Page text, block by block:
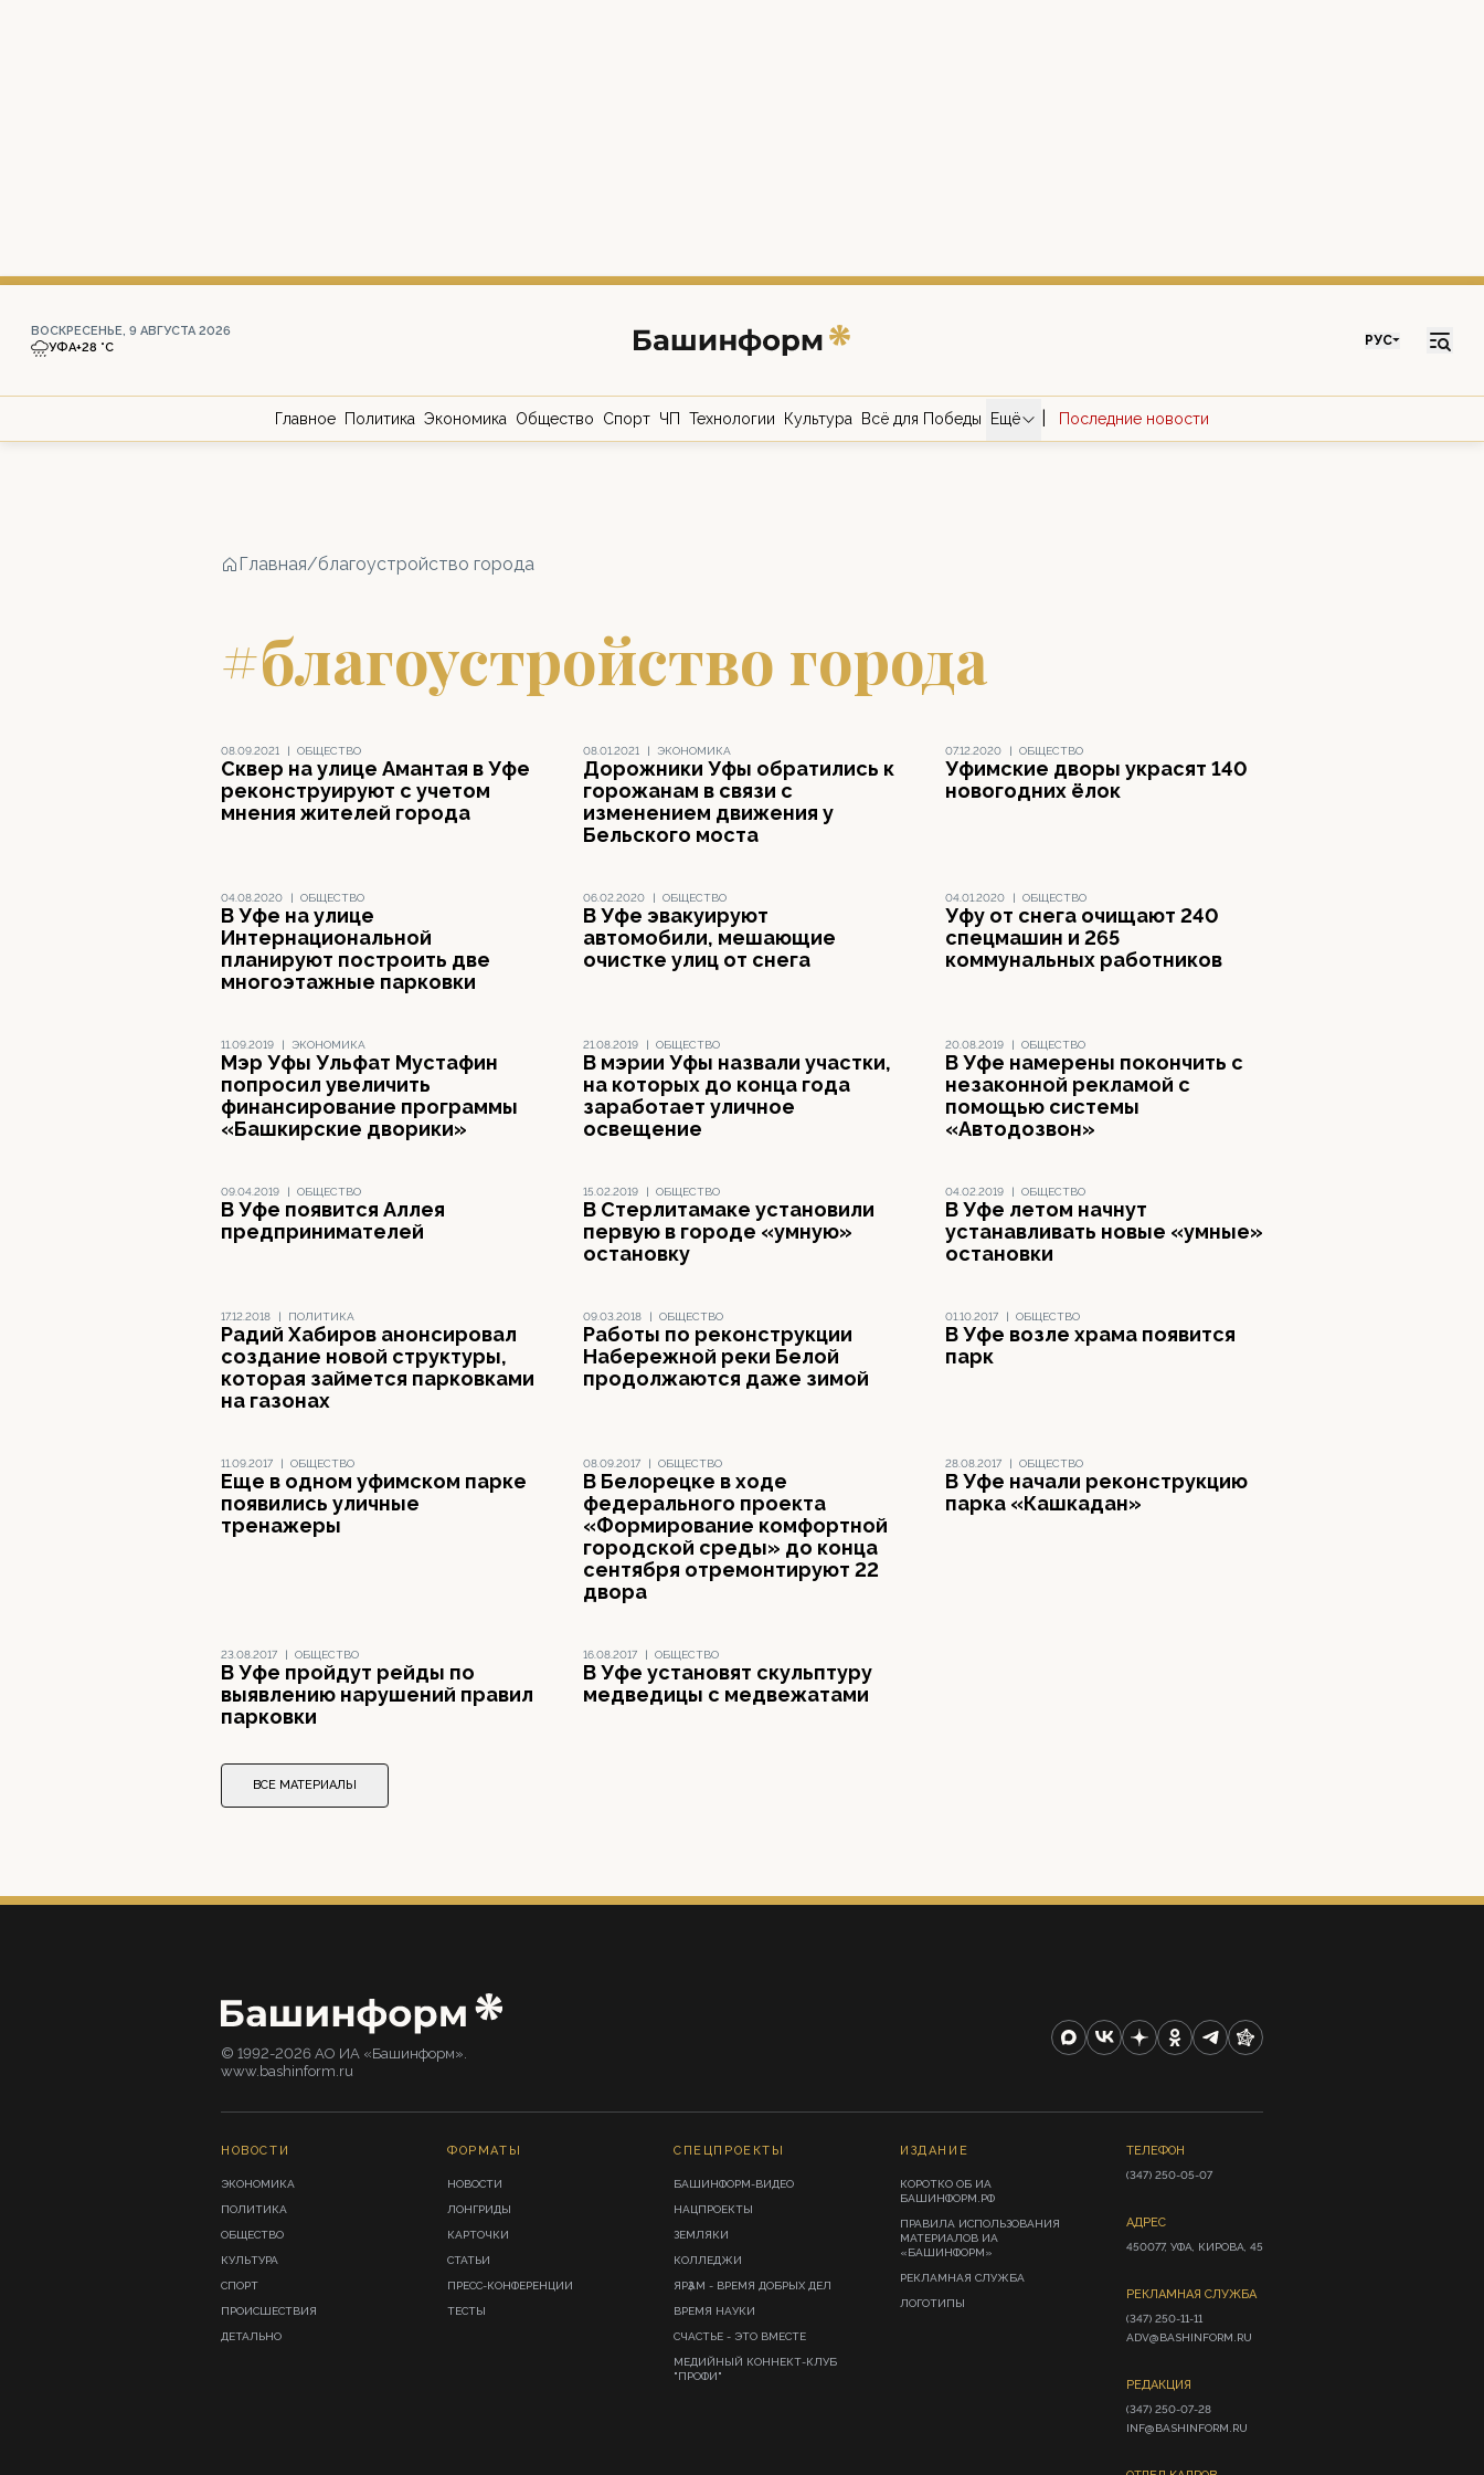
ВОСКРЕСЕНЬЕ, 9 АВГУСТА 2026
УФА+28 °С РУС
Главное Политика Экономика Общество Спорт ЧП Технологии Культура Всё для Победы Ещё Последние новости
Главная/благоустройство города
#благоустройство города
08.09.2021 | ОБЩЕСТВО
Сквер на улице Амантая в Уфе
реконструируют с учетом
мнения жителей города
08.01.2021 | ЭКОНОМИКА
Дорожники Уфы обратились к
горожанам в связи с
изменением движения у
Бельского моста
07.12.2020 | ОБЩЕСТВО
Уфимские дворы украсят 140
новогодних ёлок
04.08.2020 | ОБЩЕСТВО
В Уфе на улице
Интернациональной
планируют построить две
многоэтажные парковки
06.02.2020 | ОБЩЕСТВО
В Уфе эвакуируют
автомобили, мешающие
очистке улиц от снега
04.01.2020 | ОБЩЕСТВО
Уфу от снега очищают 240
спецмашин и 265
коммунальных работников
11.09.2019 | ЭКОНОМИКА
Мэр Уфы Ульфат Мустафин
попросил увеличить
финансирование программы
«Башкирские дворики»
21.08.2019 | ОБЩЕСТВО
В мэрии Уфы назвали участки,
на которых до конца года
заработает уличное
освещение
20.08.2019 | ОБЩЕСТВО
В Уфе намерены покончить с
незаконной рекламой с
помощью системы
«Автодозвон»
09.04.2019 | ОБЩЕСТВО
В Уфе появится Аллея
предпринимателей
15.02.2019 | ОБЩЕСТВО
В Стерлитамаке установили
первую в городе «умную»
остановку
04.02.2019 | ОБЩЕСТВО
В Уфе летом начнут
устанавливать новые «умные»
остановки
17.12.2018 | ПОЛИТИКА
Радий Хабиров анонсировал
создание новой структуры,
которая займется парковками
на газонах
09.03.2018 | ОБЩЕСТВО
Работы по реконструкции
Набережной реки Белой
продолжаются даже зимой
01.10.2017 | ОБЩЕСТВО
В Уфе возле храма появится
парк
11.09.2017 | ОБЩЕСТВО
Еще в одном уфимском парке
появились уличные
тренажеры
08.09.2017 | ОБЩЕСТВО
В Белорецке в ходе
федерального проекта
«Формирование комфортной
городской среды» до конца
сентября отремонтируют 22
двора
28.08.2017 | ОБЩЕСТВО
В Уфе начали реконструкцию
парка «Кашкадан»
23.08.2017 | ОБЩЕСТВО
В Уфе пройдут рейды по
выявлению нарушений правил
парковки
16.08.2017 | ОБЩЕСТВО
В Уфе установят скульптуру
медведицы с медвежатами
ВСЕ МАТЕРИАЛЫ
© 1992-2026 АО ИА «Башинформ».
www.bashinform.ru
НОВОСТИ
ЭКОНОМИКА
ПОЛИТИКА
ОБЩЕСТВО
КУЛЬТУРА
СПОРТ
ПРОИСШЕСТВИЯ
ДЕТАЛЬНО
ФОРМАТЫ
НОВОСТИ
ЛОНГРИДЫ
КАРТОЧКИ
СТАТЬИ
ПРЕСС-КОНФЕРЕНЦИИ
ТЕСТЫ
СПЕЦПРОЕКТЫ
БАШИНФОРМ-ВИДЕО
НАЦПРОЕКТЫ
ЗЕМЛЯКИ
КОЛЛЕДЖИ
ЯРҘАМ - ВРЕМЯ ДОБРЫХ ДЕЛ
ВРЕМЯ НАУКИ
СЧАСТЬЕ - ЭТО ВМЕСТЕ
МЕДИЙНЫЙ КОННЕКТ-КЛУБ
"ПРОФИ"
ИЗДАНИЕ
КОРОТКО ОБ ИА
БАШИНФОРМ.РФ
ПРАВИЛА ИСПОЛЬЗОВАНИЯ
МАТЕРИАЛОВ ИА
«БАШИНФОРМ»
РЕКЛАМНАЯ СЛУЖБА
ЛОГОТИПЫ
ТЕЛЕФОН
(347) 250-05-07
АДРЕС
450077, УФА, КИРОВА, 45
РЕКЛАМНАЯ СЛУЖБА
(347) 250-11-11
ADV@BASHINFORM.RU
РЕДАКЦИЯ
(347) 250-07-28
INF@BASHINFORM.RU